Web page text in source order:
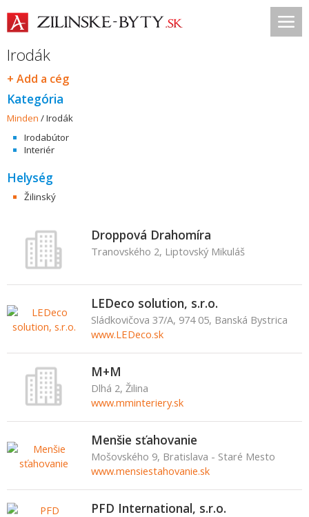
Irodák
+ Add a cég
Kategória
Minden /Irodák
Irodabútor
Interiér
Helység
Žilinský
Droppová Drahomíra
Tranovského 2, Liptovský Mikuláš
LEDeco solution, s.r.o.
Sládkovičova 37/A, 974 05, Banská Bystrica
www.LEDeco.sk
M+M
Dlhá 2, Žilina
www.mminteriery.sk
Menšie sťahovanie
Mošovského 9, Bratislava - Staré Mesto
www.mensiestahovanie.sk
PFD International, s.r.o.